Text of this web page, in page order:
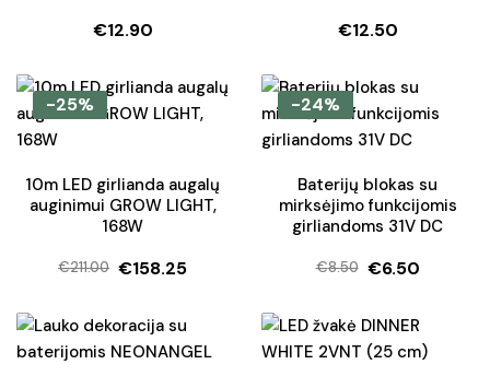
€12.90 €12.50
-25%
10m LED girlianda augalų
auginimui GROW LIGHT,
168W
€211.00
Original
was:
€211.00.
€158.25
Current
is:
€158.25.
-24%
Baterijų blokas su
mirksėjimo funkcijomis
girliandoms 31V DC
€8.50
Original
was:
€8.50.
€6.50
Current
is:
€6.50.